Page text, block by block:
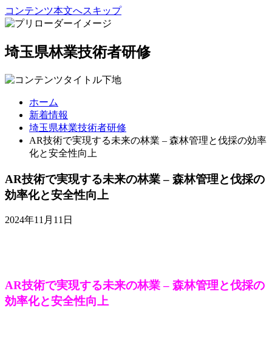
コンテンツ本文へスキップ
埼玉県林業技術者研修
ホーム
新着情報
埼玉県林業技術者研修
AR技術で実現する未来の林業 – 森林管理と伐採の効率
化と安全性向上
AR技術で実現する未来の林業 – 森林管理と伐採の
効率化と安全性向上
2024年11月11日
AR技術で実現する未来の林業 – 森林管理と伐採の
効率化と安全性向上